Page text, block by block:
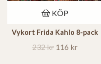
KÖP
Vykort Frida Kahlo 8-pack
232 kr 116 kr